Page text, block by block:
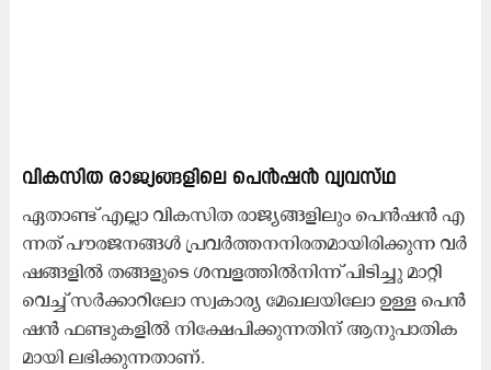
വി​ക​സി​ത രാ​ജ്യ​ങ്ങ​ളി​ലെ പെ​ൻ​ഷ​ൻ വ്യ​വ​സ്​​ഥ
ഏ​താ​ണ്ട് എ​ല്ലാ വി​ക​സി​ത രാ​ജ്യ​ങ്ങ​ളി​ലും പെ​ൻ​ഷ​ൻ എ​
ന്ന​ത് പൗ​ര​ജ​ന​ങ്ങ​ൾ പ്ര​വ​ർ​ത്ത​ന​നി​ര​ത​മാ​യി​രി​ക്കു​ന്ന വ​ർ​
ഷ​ങ്ങ​ളി​ൽ ത​ങ്ങ​ളു​ടെ ശ​മ്പ​ള​ത്തി​ൽ​നി​ന്ന്​ പി​ടി​ച്ചു മാ​റ്റി​
വെ​ച്ച് സ​ർ​ക്കാ​റി​ലോ സ്വ​കാ​ര്യ മേ​ഖ​ല​യി​ലോ ഉ​ള്ള പെ​ൻ​
ഷ​ൻ ഫ​ണ്ടു​ക​ളി​ൽ നി​ക്ഷേ​പി​ക്കു​ന്ന​തി​ന് ആ​നു​പാ​തി​ക​
മാ​യി ല​ഭി​ക്കു​ന്ന​താ​ണ്.